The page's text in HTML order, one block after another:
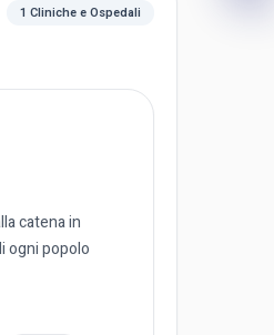
1 Cliniche e Ospedali
catena in
ogni popolo